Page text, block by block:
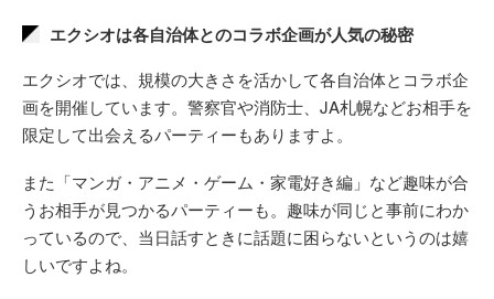
エクシオは各自治体とのコラボ企画が人気の秘密
エクシオでは、規模の大きさを活かして各自治体とコラボ企
画を開催しています。警察官や消防士、JA札幌などお相手を
限定して出会えるパーティーもありますよ。
また「マンガ・アニメ・ゲーム・家電好き編」など趣味が合
うお相手が見つかるパーティーも。趣味が同じと事前にわか
っているので、当日話すときに話題に困らないというのは嬉
しいですよね。